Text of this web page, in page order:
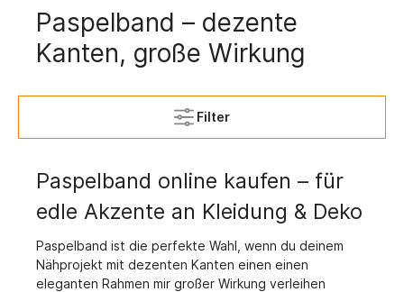
Paspelband – dezente
Kanten, große Wirkung
Filter
Paspelband online kaufen – für
edle Akzente an Kleidung & Deko
Paspelband ist die perfekte Wahl, wenn du deinem
Nähprojekt mit dezenten Kanten einen einen
eleganten Rahmen mir großer Wirkung verleihen